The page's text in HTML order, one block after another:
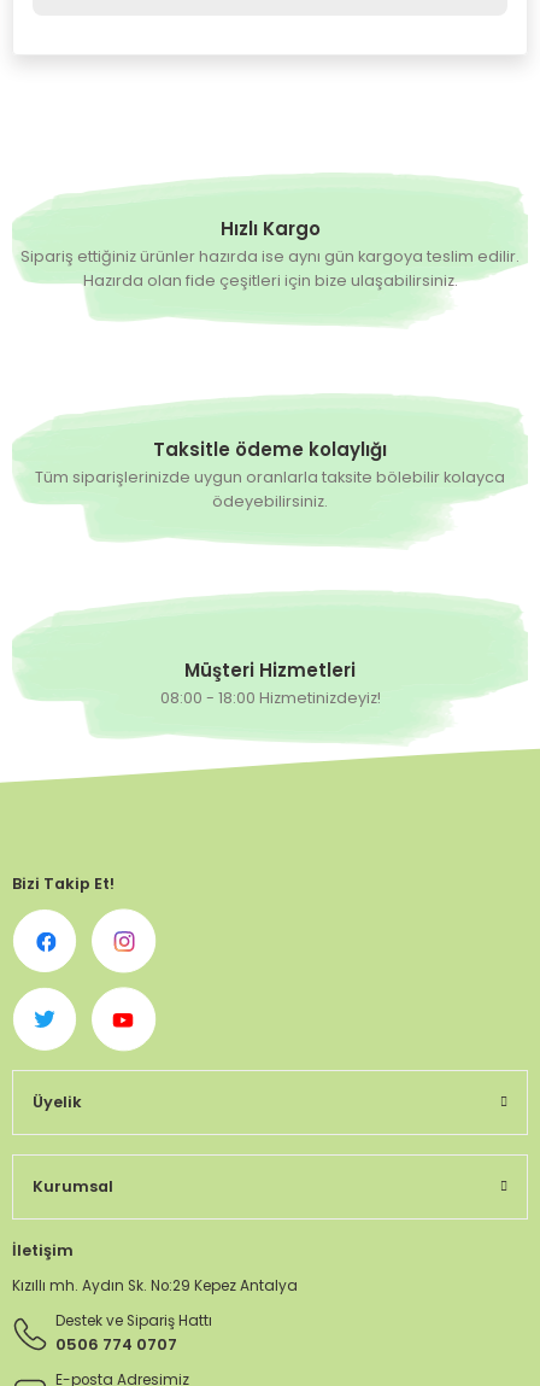
Hızlı Kargo
Sipariş ettiğiniz ürünler hazırda ise aynı gün kargoya teslim edilir.
Hazırda olan fide çeşitleri için bize ulaşabilirsiniz.
Taksitle ödeme kolaylığı
Tüm siparişlerinizde uygun oranlarla taksite bölebilir kolayca
ödeyebilirsiniz.
Müşteri Hizmetleri
08:00 - 18:00 Hizmetinizdeyiz!
Bizi Takip Et!
Üyelik
Kurumsal
İletişim
Kızıllı mh. Aydın Sk. No:29 Kepez Antalya
Destek ve Sipariş Hattı
0506 774 0707
E-posta Adresimiz